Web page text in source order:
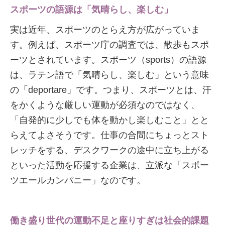
スポーツの語源は「気晴らし、楽しむ」
実は近年、スポーツのとらえ方が広がっていま
す。例えば、スポーツ庁の調査では、散歩もスポ
ーツとされています。スポーツ（sports）の語源
は、ラテン語で「気晴らし、楽しむ」という意味
の「deportare」です。つまり、スポーツとは、汗
をかくような厳しい運動が必須なのではなく、
「自発的に少しでも体を動かし楽しむこと」とと
らえてよさそうです。仕事の合間にちょっとスト
レッチをする、デスクワークの途中に立ち上がる
といった活動を応援する企業は、立派な「スポー
ツエールカンパニー」なのです。
働き盛り世代の運動不足と座りすぎは社会的課題